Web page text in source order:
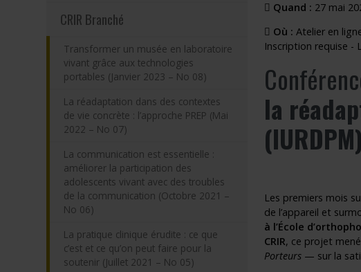
CRIR Branché
Transformer un musée en laboratoire
vivant grâce aux technologies
portables (Janvier 2023 – No 08)
La réadaptation dans des contextes
de vie concrète : l’approche PREP (Mai
2022 – No 07)
La communication est essentielle :
améliorer la participation des
adolescents vivant avec des troubles
de la communication (Octobre 2021 –
No 06)
La pratique clinique érudite : ce que
c’est et ce qu’on peut faire pour la
soutenir (Juillet 2021 – No 05)
Quand : 27 mai
Où : Atelier en
Inscription requise -
la
Les premiers mois
de l’appareil et
à l’École
CRIR, ce projet
Porteurs— sur la